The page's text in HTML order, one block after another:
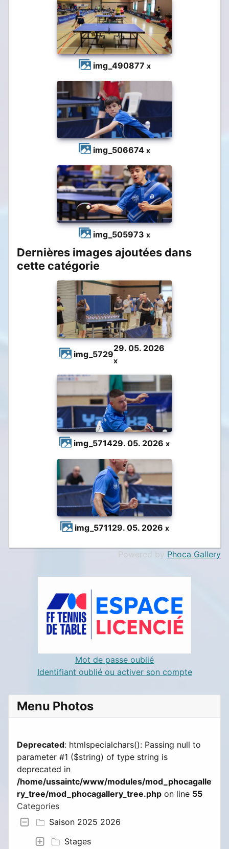
Mot de passe oublié
Identifiant oublié ou activer son compte
Menu Photos
Deprecated: htmlspecialchars(): Passing null to
parameter #1 ($string) of type string is
deprecated in
/home/ussaintc/www/modules/mod_phocagalle
ry_tree/mod_phocagallery_tree.php on line 55
Categories
Saison 2025 2026
Stages
img_490877 x
img_506674x
img_505973x
Dernières images ajoutées dans
cette catégorie
img_5729
29. 05. 2026
x
img_571429. 05. 2026x
img_571129. 05. 2026 x
Powered by Phoca Gallery